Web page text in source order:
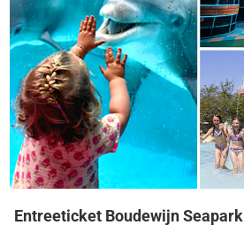
Entreeticket Boudewijn Seapark